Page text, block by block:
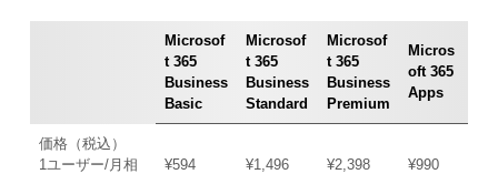
Microsof
t 365
Business
Basic
Microsof
t 365
Business
Standard
Microsof
t 365
Business
Premium
Micros
oft 365
Apps
価格（税込）
1ユーザー/月相
¥594 ¥1,496 ¥2,398 ¥990